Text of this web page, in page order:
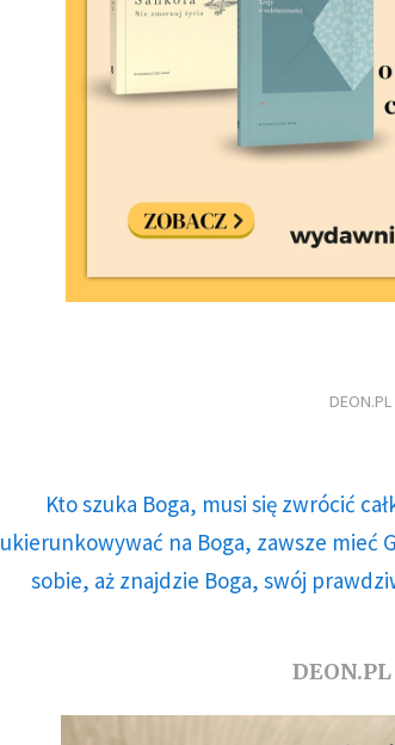
Kto szuka Boga, musi się zwrócić
ukierunkowywać na Boga, zawsze mieć
sobie, aż znajdzie Boga, swój